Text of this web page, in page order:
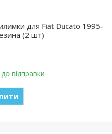
для Fiat Ducato 1995-
(2 шт)
відправки